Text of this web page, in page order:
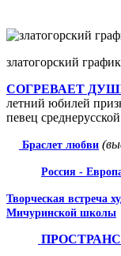
златогорский
СОГРЕВАЕТ
летний юбилей
певец
Браслет любви
Россия -
Творческая встреча
Мичуринской школы